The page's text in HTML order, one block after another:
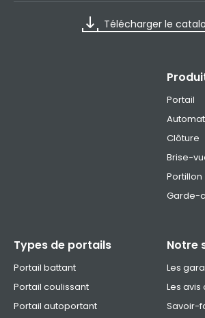
Télécharger le
Portail
Clôture
Brise-
Portillon
Garde-
Types de portails
Portail battant
Portail coulissant
Portail autoportant
Notre
Les
Les avis
Savoir-